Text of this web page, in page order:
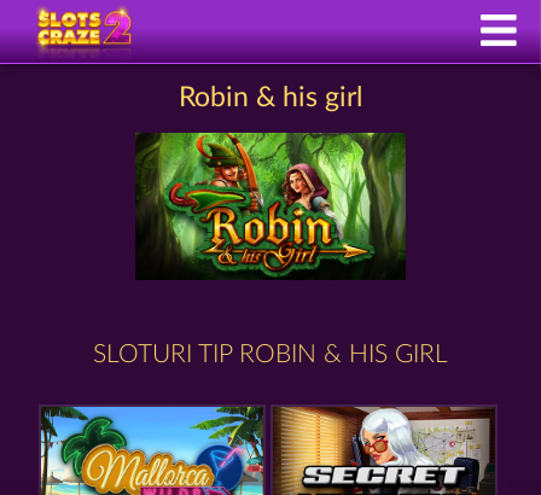
Robin & his girl
SLOTURI TIP ROBIN & HIS GIRL